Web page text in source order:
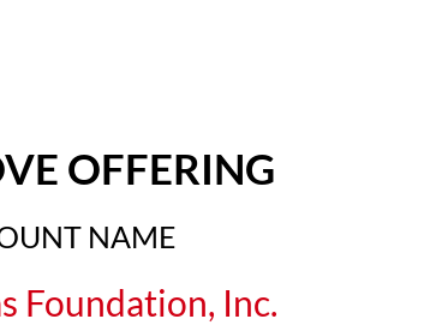
OFFERING
NAME
Foundation, Inc.